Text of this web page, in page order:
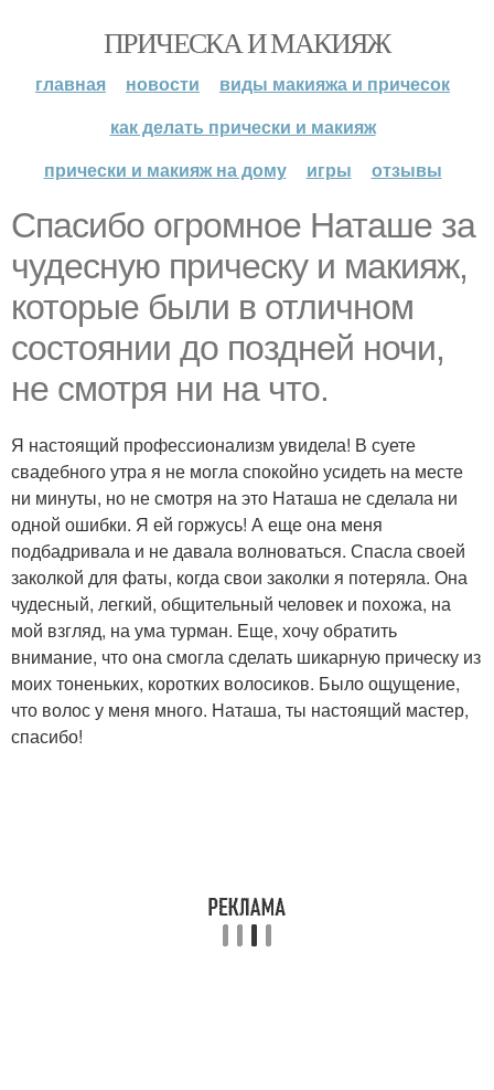
ПРИЧЕСКА И МАКИЯЖ
главная новости
виды макияжа и причесок
как делать прически и макияж
прически и макияж на дому
игры отзывы
Спасибо огромное Наташе за
чудесную прическу и макияж,
которые были в отличном
состоянии до поздней ночи,
не смотря ни на что.
Я настоящий профессионализм увидела! В суете
свадебного утра я не могла спокойно усидеть на месте
ни минуты, но не смотря на это Наташа не сделала ни
одной ошибки. Я ей горжусь! А еще она меня
подбадривала и не давала волноваться. Спасла своей
заколкой для фаты, когда свои заколки я потеряла. Она
чудесный, легкий, общительный человек и похожа, на
мой взгляд, на ума турман. Еще, хочу обратить
внимание, что она смогла сделать шикарную прическу из
моих тоненьких, коротких волосиков. Было ощущение,
что волос у меня много. Наташа, ты настоящий мастер,
спасибо!